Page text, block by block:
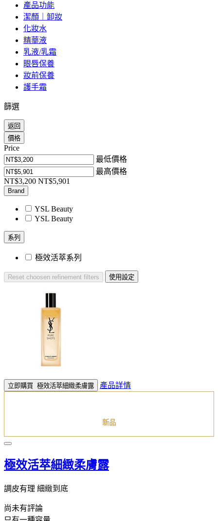
產品功能
潔顏｜卸妝
化妝水
精華液
乳液/乳霜
眼唇保養
妝前保養
護手霜
篩選
返回
價格
Price
最低價格
最高價格
NT$3,200 NT$5,901
Brand
YSL Beauty
YSL Beauty​
系列
極效活萃系列
Reset choosen refinement filters 使用設定
立即購買 極效活萃細緻柔膚露 產品詳情
新品
極效活萃細緻柔膚露
調皮有理 細緻到底
尚未有評論